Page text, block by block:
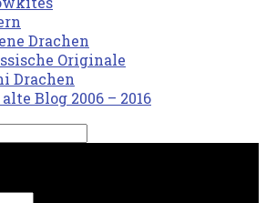
Drachen
Originale
Drachen
Blog 2006 – 2016